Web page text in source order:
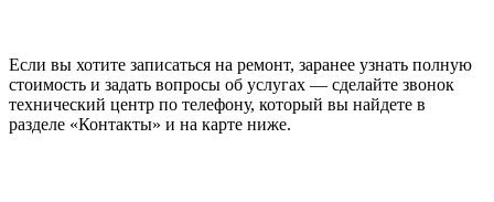
Если вы хотите записаться на ремонт, заранее узнать полную
стоимость и задать вопросы об услугах — сделайте звонок
технический центр по телефону, который вы найдете в
разделе «Контакты» и на карте ниже.